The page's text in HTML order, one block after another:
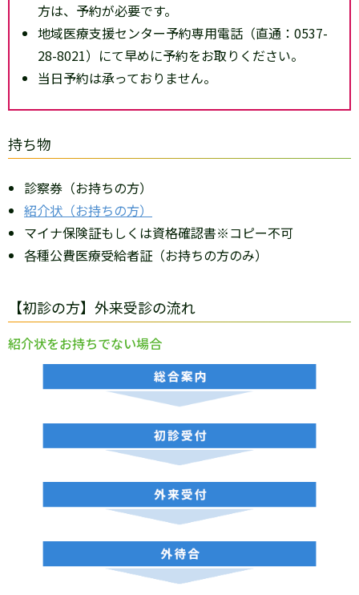
方は、予約が必要です。
地域医療支援センター予約専用電話（直通：0537-
28-8021）にて早めに予約をお取りください。
当日予約は承っておりません。
持ち物
診察券（お持ちの方）
紹介状（お持ちの方）
マイナ保険証もしくは資格確認書※コピー不可
各種公費医療受給者証（お持ちの方のみ）
【初診の方】外来受診の流れ
紹介状をお持ちでない場合